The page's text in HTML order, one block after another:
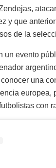
y que
de la
un evento
una
europea,
con